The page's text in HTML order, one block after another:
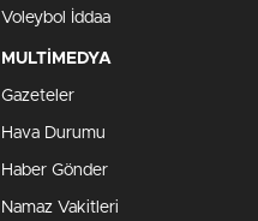
Voleybol İddaa
MULTİMEDYA
Gazeteler
Hava Durumu
Haber Gönder
Namaz Vakitleri